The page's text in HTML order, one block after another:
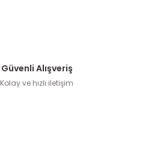
Güvenli Alışveriş
Kolay ve hızlı iletişim